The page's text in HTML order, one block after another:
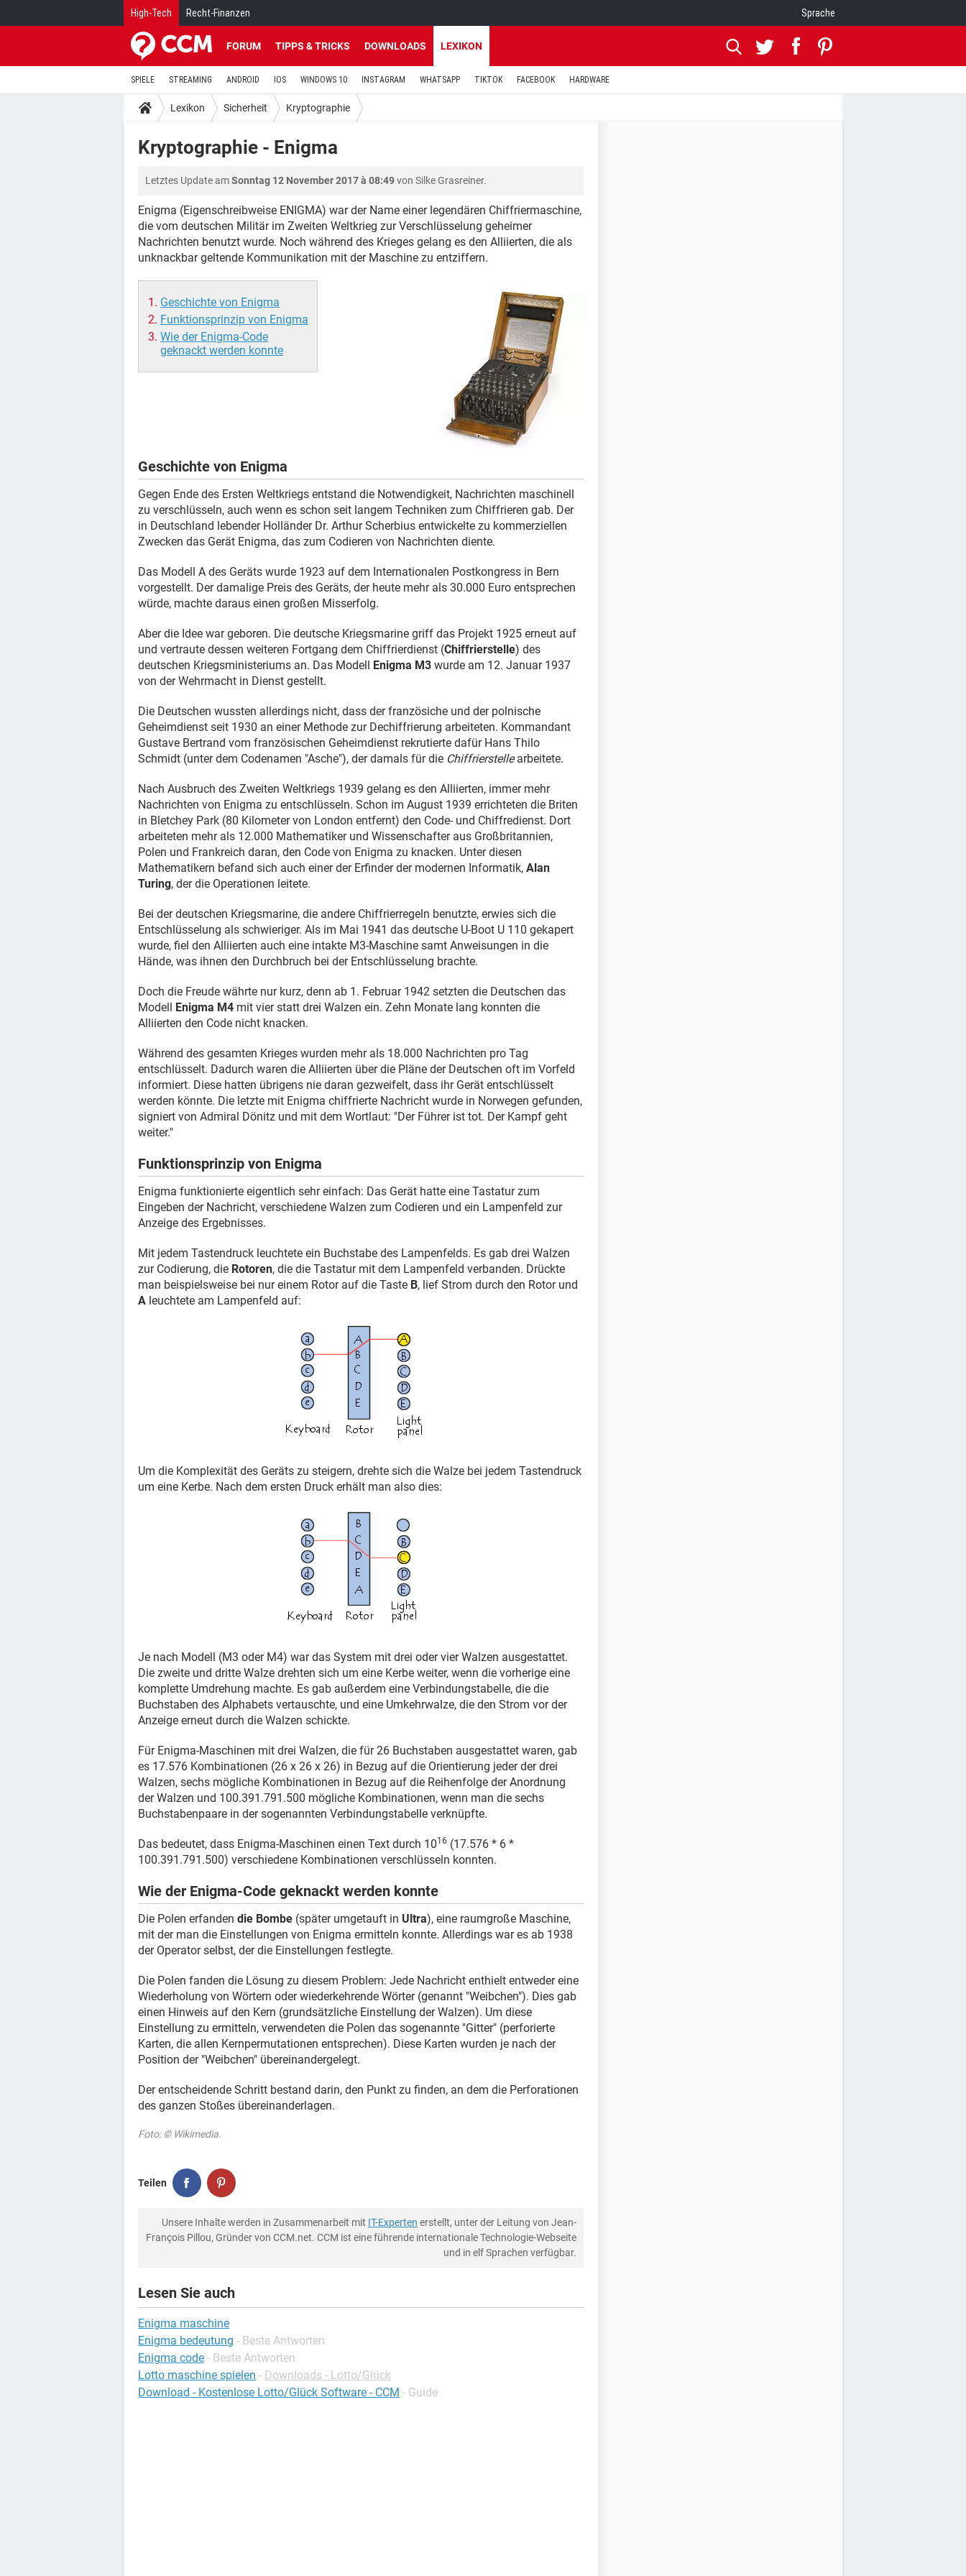
High-Tech Recht-Finanzen Sprache
FORUM TIPPS & TRICKS DOWNLOADS LEXIKON
SPIELE STREAMING ANDROID IOS WINDOWS 10 INSTAGRAM WHATSAPP TIKTOK FACEBOOK HARDWARE
Lexikon Sicherheit Kryptographie
Kryptographie - Enigma
Letztes Update amSonntag 12 November 2017 à 08:49von Silke Grasreiner.
Enigma (Eigenschreibweise ENIGMA) war der Name einer legendären Chiffriermaschine,
die vom deutschen Militär im Zweiten Weltkrieg zur Verschlüsselung geheimer
Nachrichten benutzt wurde. Noch während des Krieges gelang es den Alliierten, die als
unknackbar geltende Kommunikation mit der Maschine zu entziffern.
Geschichte von Enigma
Funktionsprinzip von Enigma
Wie der Enigma-Code
geknackt werden konnte
Geschichte von Enigma
Gegen Ende des Ersten Weltkriegs entstand die Notwendigkeit, Nachrichten maschinell
zu verschlüsseln, auch wenn es schon seit langem Techniken zum Chiffrieren gab. Der
in Deutschland lebender Holländer Dr. Arthur Scherbius entwickelte zu kommerziellen
Zwecken das Gerät Enigma, das zum Codieren von Nachrichten diente.
Das Modell A des Geräts wurde 1923 auf dem Internationalen Postkongress in Bern
vorgestellt. Der damalige Preis des Geräts, der heute mehr als 30.000 Euro entsprechen
würde, machte daraus einen großen Misserfolg.
Aber die Idee war geboren. Die deutsche Kriegsmarine griff das Projekt 1925 erneut auf
und vertraute dessen weiteren Fortgang dem Chiffrierdienst (Chiffrierstelle) des
deutschen Kriegsministeriums an. Das Modell Enigma M3 wurde am 12. Januar 1937
von der Wehrmacht in Dienst gestellt.
Die Deutschen wussten allerdings nicht, dass der französiche und der polnische
Geheimdienst seit 1930 an einer Methode zur Dechiffrierung arbeiteten. Kommandant
Gustave Bertrand vom französischen Geheimdienst rekrutierte dafür Hans Thilo
Schmidt (unter dem Codenamen "Asche"), der damals für die Chiffrierstellearbeitete.
Nach Ausbruch des Zweiten Weltkriegs 1939 gelang es den Alliierten, immer mehr
Nachrichten von Enigma zu entschlüsseln. Schon im August 1939 errichteten die Briten
in Bletchey Park (80 Kilometer von London entfernt) den Code- und Chiffredienst. Dort
arbeiteten mehr als 12.000 Mathematiker und Wissenschafter aus Großbritannien,
Polen und Frankreich daran, den Code von Enigma zu knacken. Unter diesen
Mathematikern befand sich auch einer der Erfinder der modernen Informatik, Alan
Turing, der die Operationen leitete.
Bei der deutschen Kriegsmarine, die andere Chiffrierregeln benutzte, erwies sich die
Entschlüsselung als schwieriger. Als im Mai 1941 das deutsche U-Boot U 110 gekapert
wurde, fiel den Alliierten auch eine intakte M3-Maschine samt Anweisungen in die
Hände, was ihnen den Durchbruch bei der Entschlüsselung brachte.
Doch die Freude währte nur kurz, denn ab 1. Februar 1942 setzten die Deutschen das
Modell Enigma M4 mit vier statt drei Walzen ein. Zehn Monate lang konnten die
Alliierten den Code nicht knacken.
Während des gesamten Krieges wurden mehr als 18.000 Nachrichten pro Tag
entschlüsselt. Dadurch waren die Alliierten über die Pläne der Deutschen oft im Vorfeld
informiert. Diese hatten übrigens nie daran gezweifelt, dass ihr Gerät entschlüsselt
werden könnte. Die letzte mit Enigma chiffrierte Nachricht wurde in Norwegen gefunden,
signiert von Admiral Dönitz und mit dem Wortlaut: "Der Führer ist tot. Der Kampf geht
weiter."
Funktionsprinzip von Enigma
Enigma funktionierte eigentlich sehr einfach: Das Gerät hatte eine Tastatur zum
Eingeben der Nachricht, verschiedene Walzen zum Codieren und ein Lampenfeld zur
Anzeige des Ergebnisses.
Mit jedem Tastendruck leuchtete ein Buchstabe des Lampenfelds. Es gab drei Walzen
zur Codierung, die Rotoren, die die Tastatur mit dem Lampenfeld verbanden. Drückte
man beispielsweise bei nur einem Rotor auf die Taste B, lief Strom durch den Rotor und
A leuchtete am Lampenfeld auf:
Um die Komplexität des Geräts zu steigern, drehte sich die Walze bei jedem Tastendruck
um eine Kerbe. Nach dem ersten Druck erhält man also dies:
Je nach Modell (M3 oder M4) war das System mit drei oder vier Walzen ausgestattet.
Die zweite und dritte Walze drehten sich um eine Kerbe weiter, wenn die vorherige eine
komplette Umdrehung machte. Es gab außerdem eine Verbindungstabelle, die die
Buchstaben des Alphabets vertauschte, und eine Umkehrwalze, die den Strom vor der
Anzeige erneut durch die Walzen schickte.
Für Enigma-Maschinen mit drei Walzen, die für 26 Buchstaben ausgestattet waren, gab
es 17.576 Kombinationen (26 x 26 x 26) in Bezug auf die Orientierung jeder der drei
Walzen, sechs mögliche Kombinationen in Bezug auf die Reihenfolge der Anordnung
der Walzen und 100.391.791.500 mögliche Kombinationen, wenn man die sechs
Buchstabenpaare in der sogenannten Verbindungstabelle verknüpfte.
Das bedeutet, dass Enigma-Maschinen einen Text durch 1016 (17.576 * 6 *
100.391.791.500) verschiedene Kombinationen verschlüsseln konnten.
Wie der Enigma-Code geknackt werden konnte
Die Polen erfanden die Bombe (später umgetauft in Ultra), eine raumgroße Maschine,
mit der man die Einstellungen von Enigma ermitteln konnte. Allerdings war es ab 1938
der Operator selbst, der die Einstellungen festlegte.
Die Polen fanden die Lösung zu diesem Problem: Jede Nachricht enthielt entweder eine
Wiederholung von Wörtern oder wiederkehrende Wörter (genannt "Weibchen"). Dies gab
einen Hinweis auf den Kern (grundsätzliche Einstellung der Walzen). Um diese
Einstellung zu ermitteln, verwendeten die Polen das sogenannte "Gitter" (perforierte
Karten, die allen Kernpermutationen entsprechen). Diese Karten wurden je nach der
Position der "Weibchen" übereinandergelegt.
Der entscheidende Schritt bestand darin, den Punkt zu finden, an dem die Perforationen
des ganzen Stoßes übereinanderlagen.
Foto: © Wikimedia.
Teilen
Unsere Inhalte werden in Zusammenarbeit mit IT-Experten erstellt, unter der Leitung von Jean-
François Pillou, Gründer von CCM.net. CCM ist eine führende internationale Technologie-Webseite
und in elf Sprachen verfügbar.
Lesen Sie auch
Enigma maschine
Enigma bedeutung - Beste Antworten
Enigma code - Beste Antworten
Lotto maschine spielen - Downloads - Lotto/Glück
Download - Kostenlose Lotto/Glück Software - CCM - Guide